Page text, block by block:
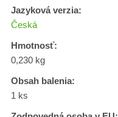
Jazyková verzia:
Česká
Hmotnosť:
0,230 kg
Obsah balenia:
1 ks